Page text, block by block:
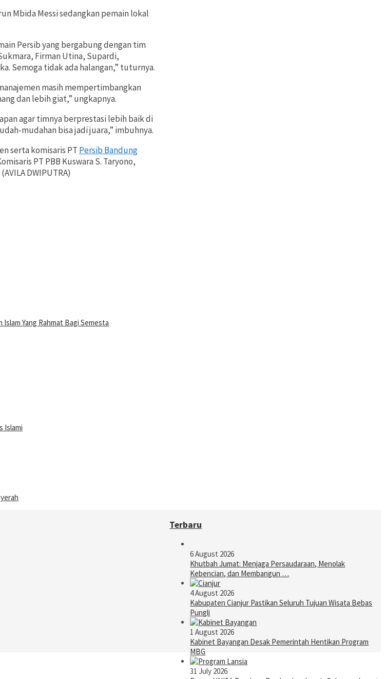
Mbida Messi sedangkan pemain lokal
Persib yang bergabung dengan tim
Firman Utina, Supardi,
Semoga tidak ada halangan,” tuturnya.
masih mempertimbangkan
dan lebih giat,” ungkapnya.
agar timnya berprestasi lebih baik di
mudahan bisa jadi juara,” imbuhnya.
serta komisaris PT Persib Bandung
PT PBB Kuswara S. Taryono,
DWIPUTRA)
Yang Rahmat Bagi Semesta
Islami
Terbaru
6 August 2026
Khutbah Jumat: Menjaga Persaudaraan, Menolak
Kebencian, dan Membangun …
4 August 2026
Kabupaten Cianjur Pastikan Seluruh Tujuan Wisata Bebas
Pungli
1 August 2026
Kabinet Bayangan Desak Pemerintah Hentikan Program
MBG
31 July 2026